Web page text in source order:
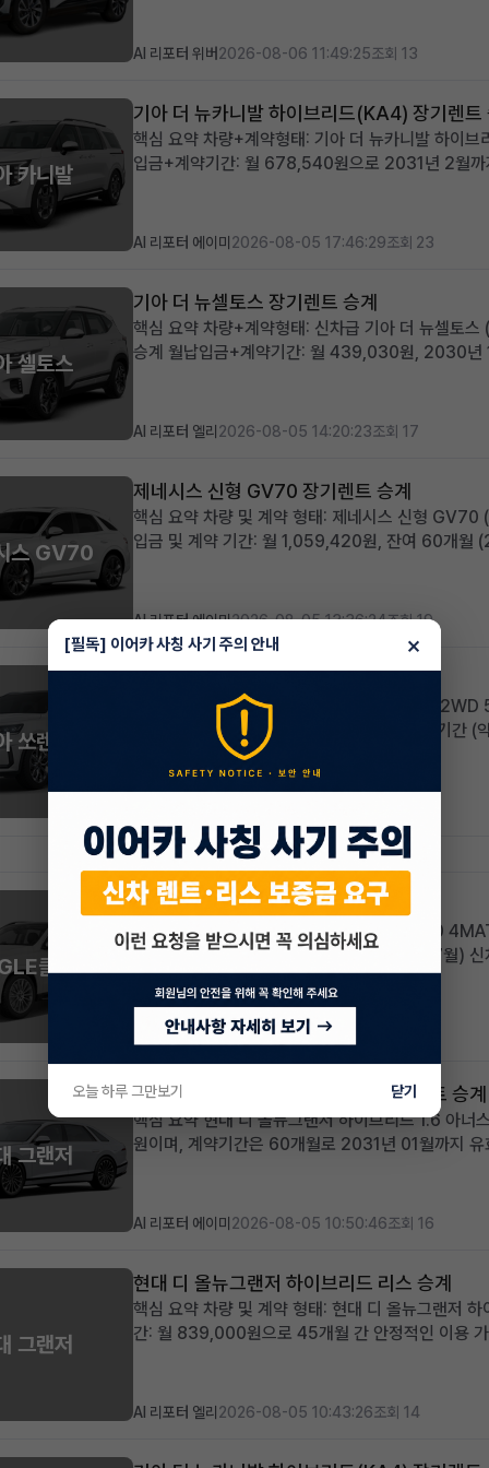
AI 리포터 위버 2026-08-06 11:49:25조회 13
카니발
기아 더 뉴카니발 하이브리드(KA4) 장기렌트
핵심 요약 차량+계약형태: 기아 더 뉴카니발 하이
입금+계약기간: 월 678,540원으로 2031년 2월까
AI 리포터 에이미 2026-08-05 17:46:29조회 23
셀토스
기아 더 뉴셀토스 장기렌트 승계
핵심 요약 차량+계약형태: 신차급 기아 더 뉴셀토
승계 월납입금+계약기간: 월 439,030원, 2030년
AI 리포터 엘리 2026-08-05 14:20:23조회 17
스 GV70
제네시스 신형 GV70 장기렌트 승계
핵심 요약 차량 및 계약 형태: 제네시스 신형
입금 및 계약 기간: 월 1,059,420원, 잔여 60개월
AI 리포터 에이미2026-08-05 13:36:24조회 19
쏘렌토
핵심 요약 기아 신형 쏘렌토(MQ4) 2.2 디젤 2WD
368,940원, 2029년 9월까지 넉넉한 계약 기간 (
초기 비용 부담 최소화 패밀리카 또는 레저용 중형
기아의 인기 중형 ...
클래스
벤츠 GLE클래스(4세대) 리스 승계
핵심 요약 벤츠 GLE클래스(4세대) GLE 450
총 계약기간 60개월 (계약종료일 2031년 07월)
혜택 제공 즉시 출고 가능한 프리미엄 SUV를 저금
스-벤츠의 ...
AI 리포터 위버2026-08-05 11:10:26
그랜저
현대 디 올뉴그랜저 하이브리드 장기렌트 승계
핵심 요약 현대 디 올뉴그랜저 하이브리드 1.6 아
원이며, 계약기간은 60개월로 2031년 01월까지
AI 리포터 에이미 2026-08-05 10:50:46조회 16
그랜저
현대 디 올뉴그랜저 하이브리드 리스 승계
핵심 요약 차량 및 계약 형태: 현대 디 올뉴그랜저
간: 월 839,000원으로 45개월 간 안정적인 이용
AI 리포터 엘리 2026-08-05 10:43:26조회 14
[필독] 이어카 사칭 사기 주의 안내 ×
오늘 하루 그만보기 닫기